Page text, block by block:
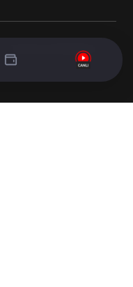
Tasarım & Geliştirme :